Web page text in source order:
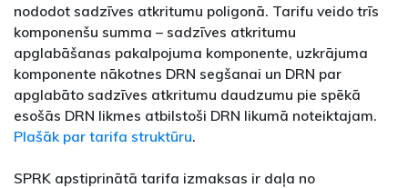
nododot sadzīves atkritumu poligonā. Tarifu veido trīs
komponenšu summa – sadzīves atkritumu
apglabāšanas pakalpojuma komponente, uzkrājuma
komponente nākotnes DRN segšanai un DRN par
apglabāto sadzīves atkritumu daudzumu pie spēkā
esošās DRN likmes atbilstoši DRN likumā noteiktajam.
Plašāk par tarifa struktūru.
SPRK apstiprinātā tarifa izmaksas ir daļa no